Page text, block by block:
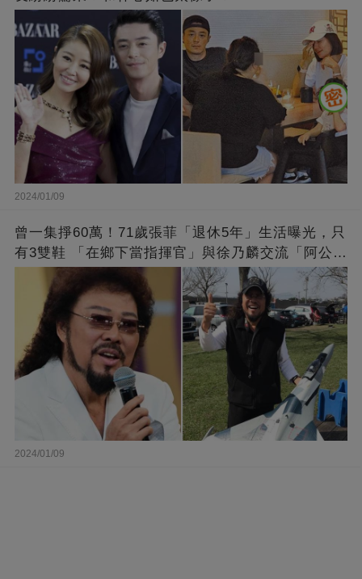
2024/01/09
曾一集掙60萬！71歲張菲「退休5年」生活曝光，只
有3雙鞋 「在鄉下當指揮官」與徐乃麟交流「阿公
2024/01/09